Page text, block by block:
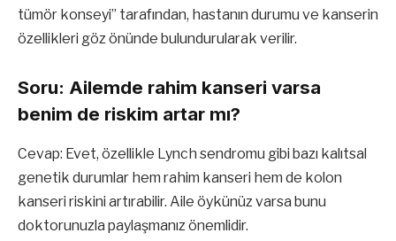
tümör konseyi” tarafından, hastanın durumu ve kanserin
özellikleri göz önünde bulundurularak verilir.
Soru: Ailemde rahim kanseri varsa
benim de riskim artar mı?
Cevap: Evet, özellikle Lynch sendromu gibi bazı kalıtsal
genetik durumlar hem rahim kanseri hem de kolon
kanseri riskini artırabilir. Aile öykünüz varsa bunu
doktorunuzla paylaşmanız önemlidir.